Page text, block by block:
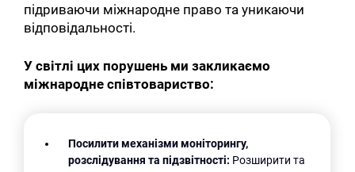
підриваючи міжнародне право та уникаючи
відповідальності.
У світлі цих порушень ми закликаємо
міжнародне співтовариство:
Посилити механізми моніторингу,
розслідування та підзвітності: Розширити та